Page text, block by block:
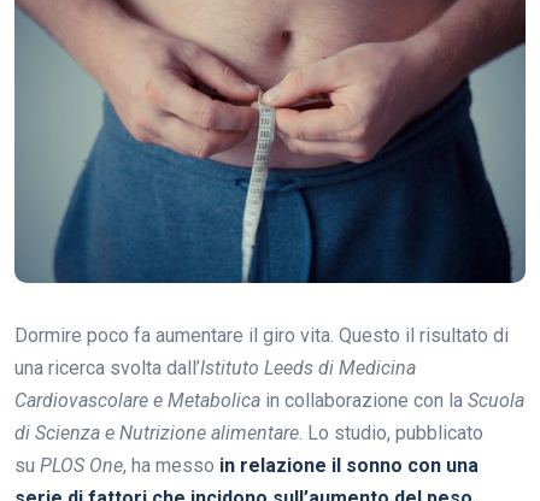
Dormire poco fa aumentare il giro vita. Questo il risultato di
una ricerca svolta dall’Istituto Leeds di Medicina
Cardiovascolare e Metabolica in collaborazione con la Scuola
di Scienza e Nutrizione alimentare. Lo studio, pubblicato
su PLOS One, ha messo in relazione il sonno con una